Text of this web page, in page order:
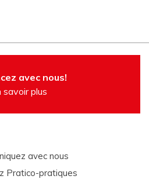
avec nous!
savoir plus
avec nous
Pratico-pratiques